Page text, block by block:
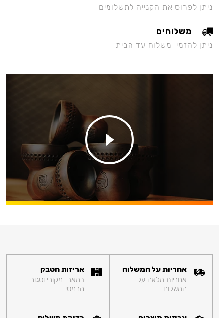
ניתן לפרוס את הקנייה לתשלומים
משלוחים
ניתן להזמין משלוח עד הבית
אחריות על המשלוח
אחריות מלאה על
המשלוח
אריזות הטבק
במארז מקורי וסגור
הרמטי